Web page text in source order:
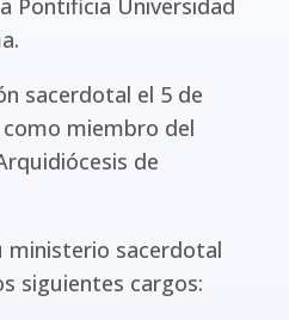
sacerdotal el 5 de
miembro del
de
ministerio sacerdotal
siguientes cargos: